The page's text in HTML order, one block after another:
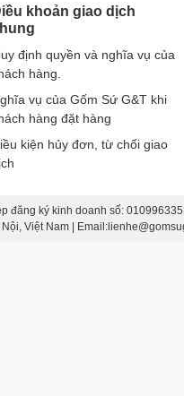
khoản giao dịch
định quyền và nghĩa vụ của
hàng.
vụ của Gốm Sứ G&T khi
hàng đặt hàng
kiện hủy đơn, từ chối giao
đăng ký kinh doanh số:
Việt Nam |